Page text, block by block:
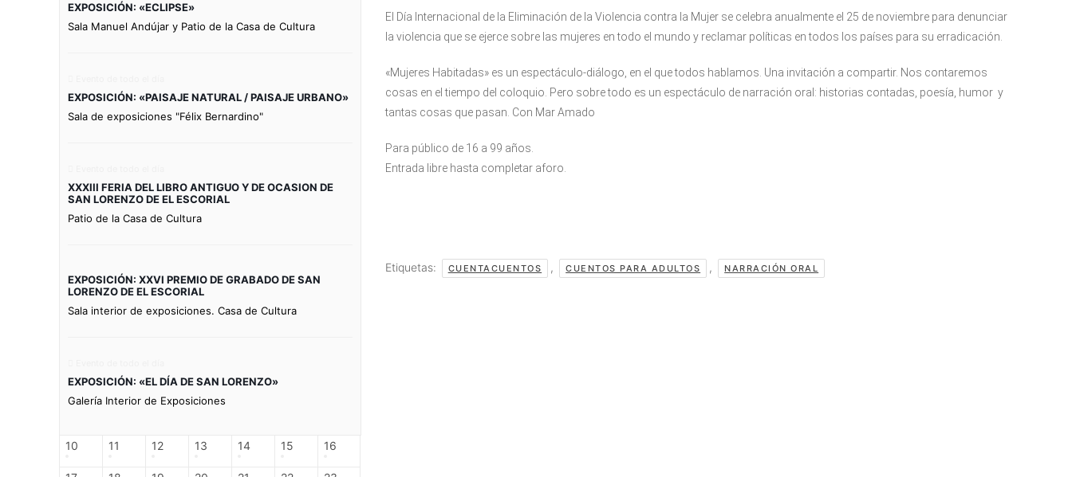
EXPOSICIÓN: «ECLIPSE»
Sala Manuel Andújar y Patio de la Casa de Cultura
EXPOSICIÓN: «PAISAJE NATURAL / PAISAJE URBANO»
Sala de exposiciones "Félix Bernardino"
XXXIII FERIA DEL LIBRO ANTIGUO Y DE OCASION DE
SAN LORENZO DE EL ESCORIAL
Patio de la Casa de Cultura
EXPOSICIÓN: XXVI PREMIO DE GRABADO DE SAN
LORENZO DE EL ESCORIAL
Sala interior de exposiciones. Casa de Cultura
EXPOSICIÓN: «EL DÍA DE SAN LORENZO»
Galería Interior de Exposiciones
10 11 12 13 14 15 16
El Día Internacional de la Eliminación de la Violencia contra la Mujerse celebra anualmente el 25 de noviembre para denunciar
la violencia que se ejerce sobre las mujeres en todo el mundo y reclamar políticas en todos los países para su erradicación.
«Mujeres Habitadas» es un espectáculo-diálogo, en el que todos hablamos. Una invitación a compartir. Nos contaremos
cosas en el tiempo del coloquio. Pero sobre todo es un espectáculo de narración oral: historias contadas, poesía, humor y
tantas cosas que pasan. Con Mar Amado
Para público de 16 a 99 años.
Entrada libre hasta completar aforo.
Etiquetas: CUENTACUENTOS , CUENTOS PARA ADULTOS , NARRACIÓN ORAL